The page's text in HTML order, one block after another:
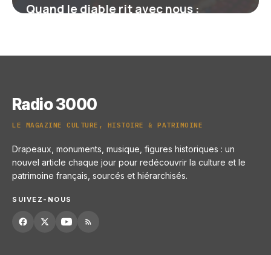
Quand le diable rit avec nous :
Radio 3000
LE MAGAZINE CULTURE, HISTOIRE & PATRIMOINE
Drapeaux, monuments, musique, figures historiques : un
nouvel article chaque jour pour redécouvrir la culture et le
patrimoine français, sourcés et hiérarchisés.
SUIVEZ-NOUS